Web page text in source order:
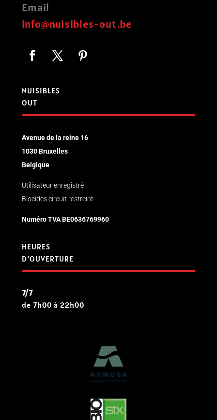
Email
info@nuisibles-out.be
NUISIBLES
OUT
Avenue de la reine 16
1030 Bruxelles
Belgique
Utilisateur enregistré
Biocides circuit restreint
Numéro TVABE0636769960
HEURES
D’OUVERTURE
7/7
de 7h00 à 22h00